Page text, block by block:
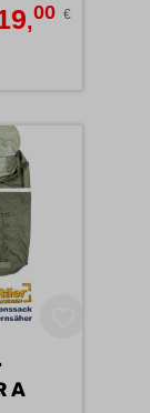
,00 €
SCHLAFSACK FERNSPÄHER A